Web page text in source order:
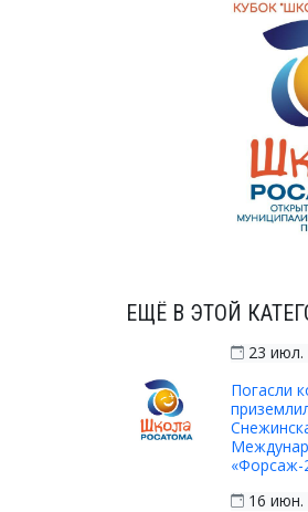
ЕЩЁ В ЭТОЙ
23 июл.
Погасли
«Форсаж-
16 июн.